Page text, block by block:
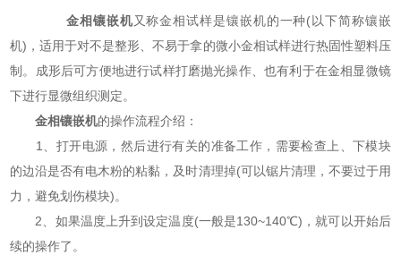
金相镶嵌机又称金相试样是镶嵌机的一种(以下简称镶嵌
机)，适用于对不是整形、不易于拿的微小金相试样进行热固性塑料压
制。成形后可方便地进行试样打磨抛光操作、也有利于在金相显微镜
下进行显微组织测定。
金相镶嵌机的操作流程介绍：
1、打开电源，然后进行有关的准备工作，需要检查上、下模块
的边沿是否有电木粉的粘黏，及时清理掉(可以锯片清理，不要过于用
力，避免划伤模块)。
2、如果温度上升到设定温度(一般是130~140℃)，就可以开始后
续的操作了。